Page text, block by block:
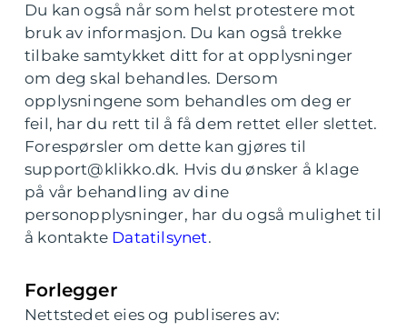
Du kan også når som helst protestere mot
bruk av informasjon. Du kan også trekke
tilbake samtykket ditt for at opplysninger
om deg skal behandles. Dersom
opplysningene som behandles om deg er
feil, har du rett til å få dem rettet eller slettet.
Forespørsler om dette kan gjøres til
support@klikko.dk. Hvis du ønsker å klage
på vår behandling av dine
personopplysninger, har du også mulighet til
å kontakte Datatilsynet.
Forlegger
Nettstedet eies og publiseres av: